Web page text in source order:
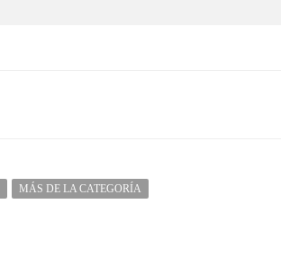
MÁS DE LA CATEGORÍA